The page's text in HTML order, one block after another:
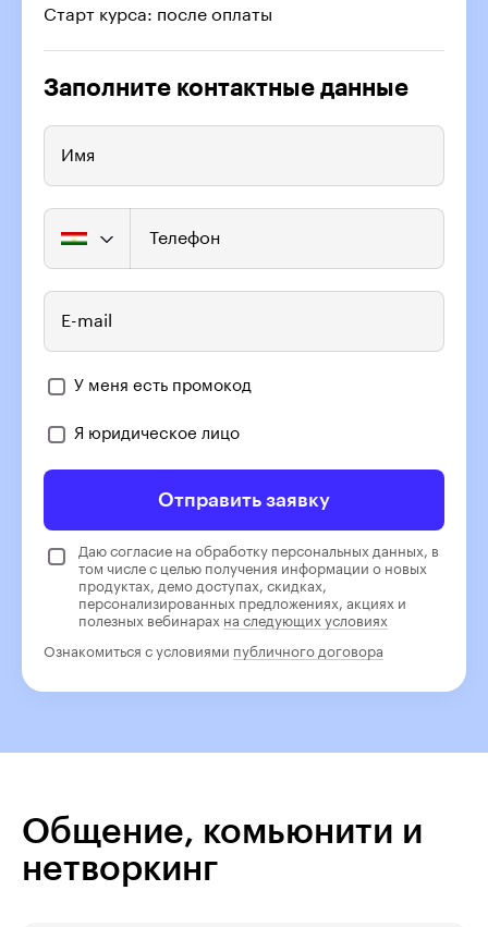
Старт курса: после оплаты
Заполните контактные данные
Имя
Телефон
E-mail
У меня есть промокод
Я юридическое лицо
Отправить заявку
Даю согласие на обработку персональных данных, в
том числе с целью получения информации о новых
продуктах, демо доступах, скидках,
персонализированных предложениях, акциях и
полезных вебинарах на следующих условиях
Ознакомиться с условиями публичного договора
Общение, комьюнити и
нетворкинг